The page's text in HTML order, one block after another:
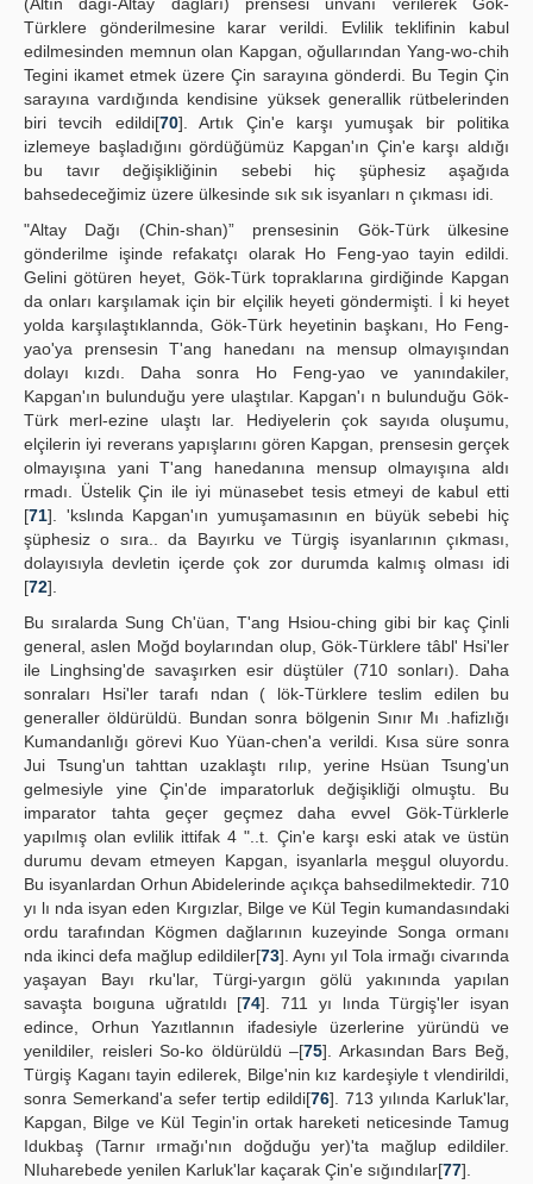
Türklere gönderilmesine karar verildi. Evlilik teklifinin kabul
edilmesinden memnun olan Kapgan, oğullarından Yang-wo-chih
Tegini ikamet etmek üzere Çin sarayına gönderdi. Bu Tegin Çin
sarayına vardığında kendisine yüksek generallik rütbelerinden
biri tevcih edildi[70]. Artık Çin'e karşı yumuşak bir politika
izlemeye başladığını gördüğümüz Kapgan'ın Çin'e karşı aldığı
bu tavır değişikliğinin sebebi hiç şüphesiz aşağıda
bahsedeceğimiz üzere ülkesinde sık sık isyanları n çıkması idi.
"Altay Dağı (Chin-shan)” prensesinin Gök-Türk ülkesine
gönderilme işinde refakatçı olarak Ho Feng-yao tayin edildi.
Gelini götüren heyet, Gök-Türk topraklarına girdiğinde Kapgan
da onları karşılamak için bir elçilik heyeti göndermişti. İ ki heyet
yolda karşılaştıklannda, Gök-Türk heyetinin başkanı, Ho Feng-
yao'ya prensesin T'ang hanedanı na mensup olmayışından
dolayı kızdı. Daha sonra Ho Feng-yao ve yanındakiler,
Kapgan'ın bulunduğu yere ulaştılar. Kapgan'ı n bulunduğu Gök-
Türk merl-ezine ulaştı lar. Hediyelerin çok sayıda oluşumu,
elçilerin iyi reverans yapışlarını gören Kapgan, prensesin gerçek
olmayışına yani T'ang hanedanına mensup olmayışına aldı
rmadı. Üstelik Çin ile iyi münasebet tesis etmeyi de kabul etti
[71]. 'kslında Kapgan'ın yumuşamasının en büyük sebebi hiç
şüphesiz o sıra.. da Bayırku ve Türgiş isyanlarının çıkması,
dolayısıyla devletin içerde çok zor durumda kalmış olması idi
[72].
Bu sıralarda Sung Ch'üan, T'ang Hsiou-ching gibi bir kaç Çinli
general, aslen Moğd boylarından olup, Gök-Türklere tâbl' Hsi'ler
ile Linghsing'de savaşırken esir düştüler (710 sonları). Daha
sonraları Hsi'ler tarafı ndan ( lök-Türklere teslim edilen bu
generaller öldürüldü. Bundan sonra bölgenin Sınır Mı .hafizlığı
Kumandanlığı görevi Kuo Yüan-chen'a verildi. Kısa süre sonra
Jui Tsung'un tahttan uzaklaştı rılıp, yerine Hsüan Tsung'un
gelmesiyle yine Çin'de imparatorluk değişikliği olmuştu. Bu
imparator tahta geçer geçmez daha evvel Gök-Türklerle
yapılmış olan evlilik ittifak 4 "..t. Çin'e karşı eski atak ve üstün
durumu devam etmeyen Kapgan, isyanlarla meşgul oluyordu.
Bu isyanlardan Orhun Abidelerinde açıkça bahsedilmektedir. 710
yı lı nda isyan eden Kırgızlar, Bilge ve Kül Tegin kumandasındaki
ordu tarafından Kögmen dağlarının kuzeyinde Songa ormanı
nda ikinci defa mağlup edildiler[73]. Aynı yıl Tola irmağı civarında
yaşayan Bayı rku'lar, Türgi-yargın gölü yakınında yapılan
savaşta boıguna uğratıldı [74]. 711 yı lında Türgiş'ler isyan
edince, Orhun Yazıtlannın ifadesiyle üzerlerine yüründü ve
yenildiler, reisleri So-ko öldürüldü –[75]. Arkasından Bars Beğ,
Türgiş Kaganı tayin edilerek, Bilge'nin kız kardeşiyle t vlendirildi,
sonra Semerkand'a sefer tertip edildi[76]. 713 yılında Karluk'lar,
Kapgan, Bilge ve Kül Tegin'in ortak hareketi neticesinde Tamug
Idukbaş (Tarnır ırmağı'nın doğduğu yer)'ta mağlup edildiler.
NIuharebede yenilen Karluk'lar kaçarak Çin'e sığındılar[77].